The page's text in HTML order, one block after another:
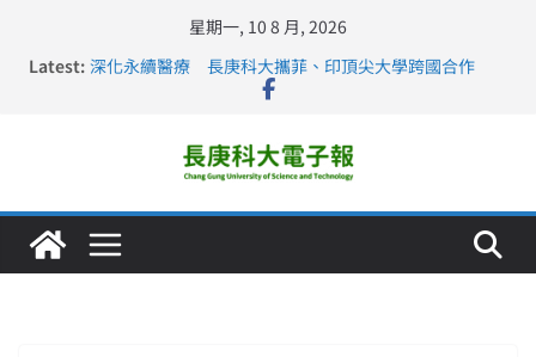
星期一, 10 8 月, 2026
Latest: 深化永續醫療 長庚科大攜菲、印頂尖大學跨國合作
長庚科大訪凱瑟醫療集團、美容學校收穫豐
仁德醫專與長庚科大締結策略聯盟 培育護理尖兵
長庚科大連四年穩居《遠見》醫學大學第5名 辦學實力再